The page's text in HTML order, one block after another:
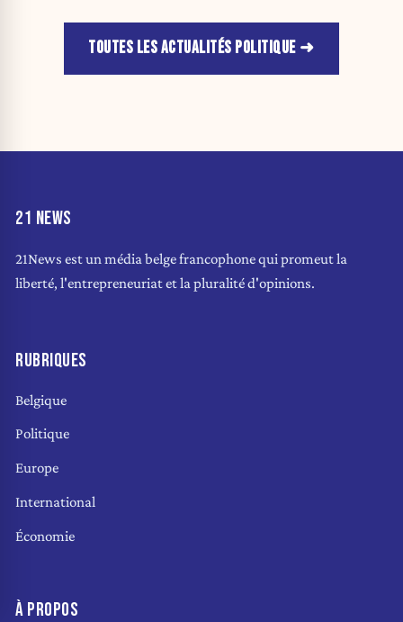
TOUTES LES ACTUALITÉS POLITIQUE
21 NEWS
21News est un média belge francophone qui promeut la
liberté, l'entrepreneuriat et la pluralité d'opinions.
RUBRIQUES
Belgique
Politique
Europe
International
Économie
À PROPOS